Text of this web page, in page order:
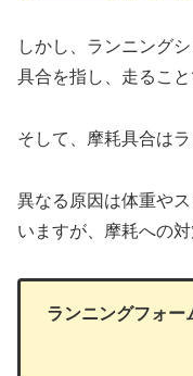
しかし、ランニング
具合を指し、走ること
そして、摩耗具合は
異なる原因は体重や
いますが、摩耗への
ランニングフォー